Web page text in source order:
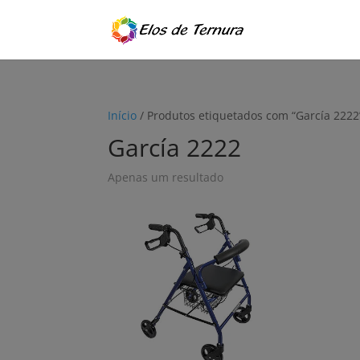
Início / Produtos etiquetados com “García
García 2222
Apenas um resultado